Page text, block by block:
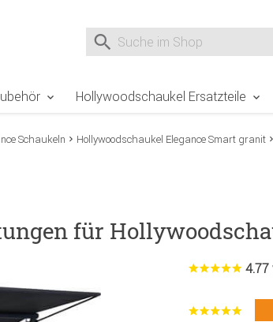
Suche nach
Hollywoodschaukel Ersatzteile
Schaukeln Hollywoodschaukel Elegance Smart granit
für
4.77